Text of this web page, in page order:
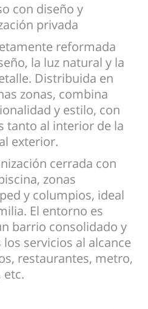
con diseño y
privada
reformada
la luz natural y la
Distribuida en
zonas, combina
y estilo, con
tanto al interior de la
exterior.
cerrada con
zonas
y columpios, ideal
El entorno es
barrio consolidado y
servicios al alcance
restaurantes, metro,
etc.